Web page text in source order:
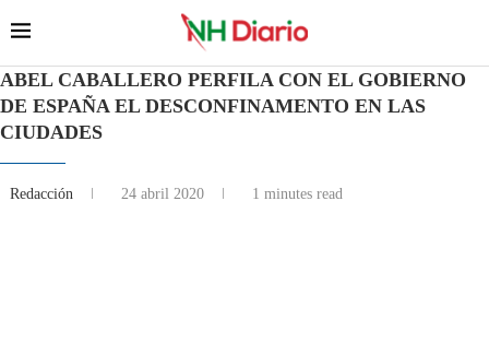
ABEL CABALLERO PERFILA CON EL GOBIERNO
DE ESPAÑA EL DESCONFINAMENTO EN LAS
CIUDADES
Redacción 24 abril 2020 1 minutes read